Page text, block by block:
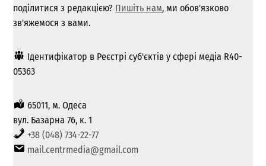
поділитися з редакцією? Пишіть нам, ми обов'язково
зв'яжемося з вами.
Ідентифікатор в Реєстрі суб'єктів у сфері медіа R40-
05363
65011, м. Одеса
вул. Базарна 76, к. 1
+38 (048) 734-22-77
mail.centrmedia@gmail.com